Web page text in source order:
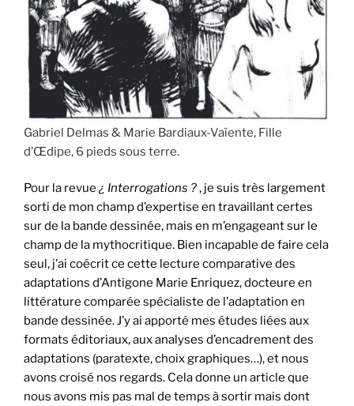
Gabriel Delmas & Marie Bardiaux-Vaïente, Fille
d’Œdipe, 6 pieds sous terre.
Pour la revue ¿ Interrogations ?, je suis très largement
sorti de mon champ d’expertise en travaillant certes
sur de la bande dessinée, mais en m’engageant sur le
champ de la mythocritique. Bien incapable de faire cela
seul, j’ai coécrit ce cette lecture comparative des
adaptations d’Antigone Marie Enriquez, docteure en
littérature comparée spécialiste de l’adaptation en
bande dessinée. J’y ai apporté mes études liées aux
formats éditoriaux, aux analyses d’encadrement des
adaptations (paratexte, choix graphiques…), et nous
avons croisé nos regards. Cela donne un article que
nous avons mis pas mal de temps à sortir mais dont